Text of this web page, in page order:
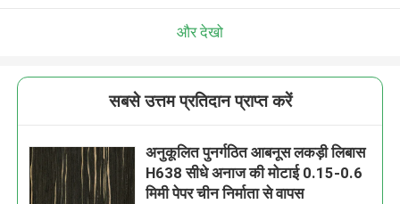
और देखो
सबसे उत्तम प्रतिदान प्राप्त करें
अनुकूलित पुनर्गठित आबनूस लकड़ी लिबास
H638 सीधे अनाज की मोटाई 0.15-0.6
मिमी पेपर चीन निर्माता से वापस